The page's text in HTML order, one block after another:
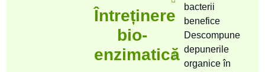
Întreținere
bio-
enzimatică
bacterii
benefice
Descompune
depunerile
organice în